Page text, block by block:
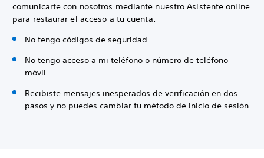
comunicarte con nosotros mediante nuestro Asistente online
para restaurar el acceso a tu cuenta:
No tengo códigos de seguridad.
No tengo acceso a mi teléfono o número de teléfono
móvil.
Recibiste mensajes inesperados de verificación en dos
pasos y no puedes cambiar tu método de inicio de sesión.